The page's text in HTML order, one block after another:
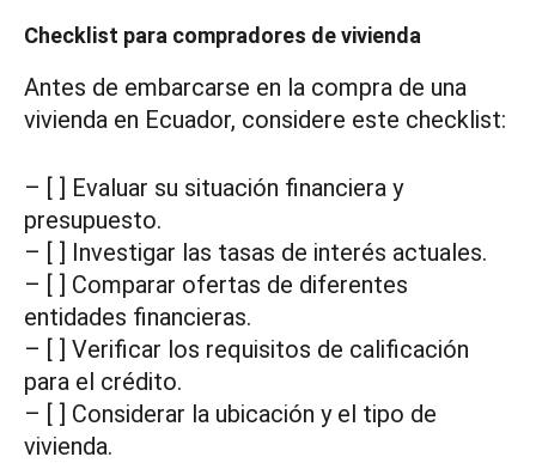
Checklist para compradores de vivienda
Antes de embarcarse en la compra de una
vivienda en Ecuador, considere este checklist:
– [ ] Evaluar su situación financiera y
presupuesto.
– [ ] Investigar las tasas de interés actuales.
– [ ] Comparar ofertas de diferentes
entidades financieras.
– [ ] Verificar los requisitos de calificación
para el crédito.
– [ ] Considerar la ubicación y el tipo de
vivienda.